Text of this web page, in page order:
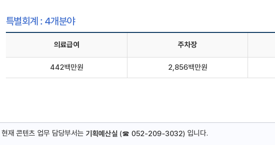
특별회계 : 4개분야
의료급여 주차장
442백만원 2,856백만원
현재 콘텐츠 업무 담당부서는 기획예산실 (☎ 052-209-3032) 입니다.